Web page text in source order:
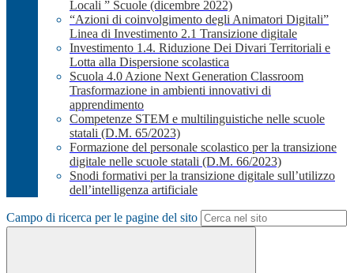
Locali ” Scuole (dicembre 2022)
“Azioni di coinvolgimento degli Animatori Digitali”
Linea di Investimento 2.1 Transizione digitale
Investimento 1.4. Riduzione Dei Divari Territoriali e
Lotta alla Dispersione scolastica
Scuola 4.0 Azione Next Generation Classroom
Trasformazione in ambienti innovativi di
apprendimento
Competenze STEM e multilinguistiche nelle scuole
statali (D.M. 65/2023)
Formazione del personale scolastico per la transizione
digitale nelle scuole statali (D.M. 66/2023)
Snodi formativi per la transizione digitale sull’utilizzo
dell’intelligenza artificiale
Campo di ricerca per le pagine del sito